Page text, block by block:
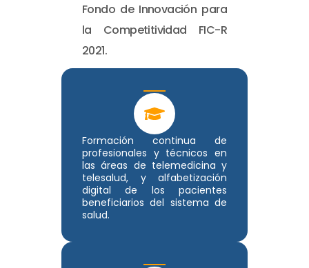
Formación continua de
profesionales y técnicos en
las áreas de telemedicina y
telesalud, y alfabetización
digital de los pacientes
beneficiarios del sistema de
salud.
Fondo de Innovación para
la Competitividad FIC-R
2021.